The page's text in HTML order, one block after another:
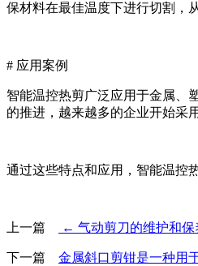
保材料在最佳温度下进行切割，
# 应用案例
智能温控热剪广泛应用于金属、
的推进，越来越多的企业开始采
通过这些特点和应用，智能温控
上一篇 ← 气动剪刀的维护和保
下一篇 金属斜口剪钳是一种用